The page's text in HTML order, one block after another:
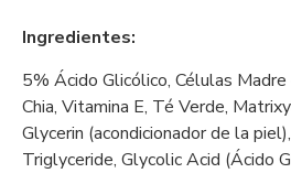
Ingredientes:
5% Ácido Glicólico, Células
Chia, Vitamina E, Té Verde,
Glycerin (acondicionador de la
Triglyceride, Glycolic Acid (Ácido